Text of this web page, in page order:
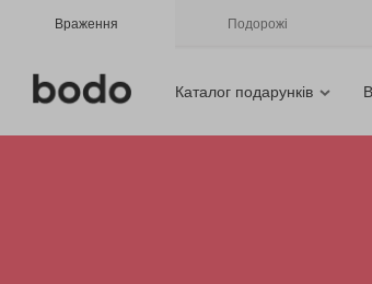
Враження Подорожі
Каталог подарунків